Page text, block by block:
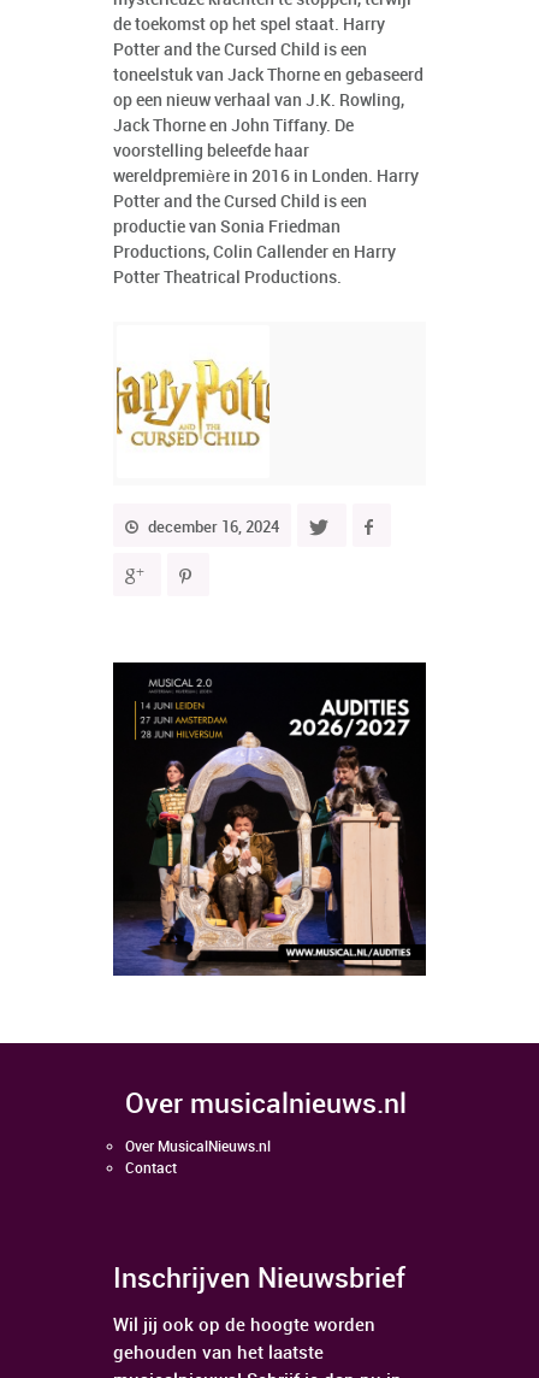
de toekomst op het spel staat. Harry
Potter and the Cursed Child is een
toneelstuk van Jack Thorne en gebaseerd
op een nieuw verhaal van J.K. Rowling,
Jack Thorne en John Tiffany. De
voorstelling beleefde haar
wereldpremière in 2016 in Londen. Harry
Potter and the Cursed Child is een
productie van Sonia Friedman
Productions, Colin Callender en Harry
Potter Theatrical Productions.
december 16, 2024
over musicalnieuws.nl
Over MusicalNieuws.nl
Contact
Inschrijven Nieuwsbrief
Wil jij ook op de hoogte worden
gehouden van het laatste